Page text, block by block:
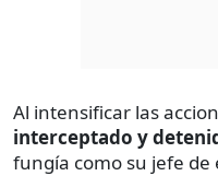
Al intensificar las
interceptado y
fungía como su jefe de